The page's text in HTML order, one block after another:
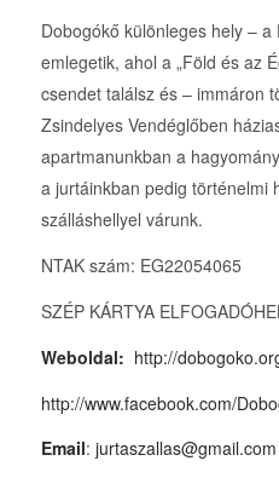
Dobogókő különleges hely –
emlegetik, ahol a „Föld és az
csendet találsz és – immáron
Zsindelyes Vendéglőben
apartmanunkban a
a jurtáinkban pedig történelmi
szálláshellyel várunk.
NTAK szám: EG22054065
SZÉP KÁRTYA
Weboldal: http://
http://www.facebook.com/
Email: jurtaszallas@gmail.com